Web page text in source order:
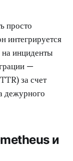
просто
интегрируется
на инциденты
—
за счет
дежурного
и